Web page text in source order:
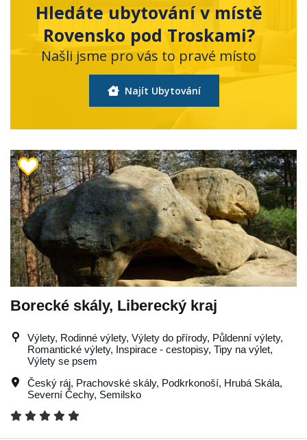
Hledáte ubytování v místě
Rovensko pod Troskami?
Našli jsme pro vás to pravé místo
Najít Ubytování
Borecké skály, Liberecký kraj
Výlety, Rodinné výlety, Výlety do přírody, Půldenní výlety,
Romantické výlety, Inspirace - cestopisy, Tipy na výlet,
Výlety se psem
Český ráj, Prachovské skály, Podkrkonoší, Hrubá Skála,
Severní Čechy, Semilsko